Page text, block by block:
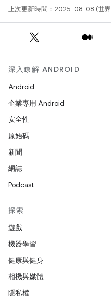
上次更新時間：2025-08-08 (世界
深入瞭解 ANDROID
Android
企業專用 Android
安全性
原始碼
新聞
網誌
Podcast
探索
遊戲
機器學習
健康與健身
相機與媒體
隱私權